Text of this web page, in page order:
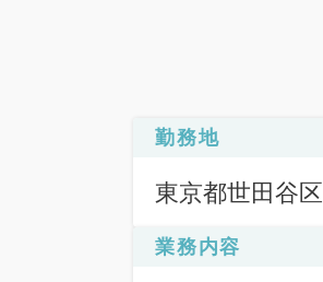
勤務地
東京都世田谷区
業務内容